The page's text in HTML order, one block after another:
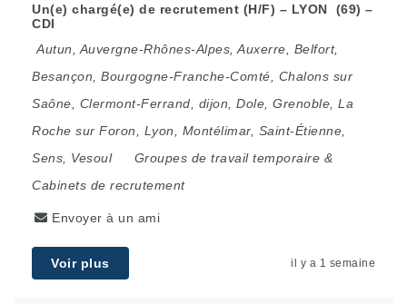
Un(e) chargé(e) de recrutement (H/F) – LYON (69) –
CDI
Autun
Auvergne-Rhônes-Alpes Auxerre Belfort,
Besançon
Bourgogne-Franche-Comté
Chalons sur
Saône
Clermont-Ferrand dijon Dole Grenoble La
Roche sur Foron
Lyon Montélimar, Saint-Étienne
Sens
Vesoul
Groupes de travail temporaire &
Cabinets de recrutement
Envoyer à un ami
Voir plus il y a 1 semaine